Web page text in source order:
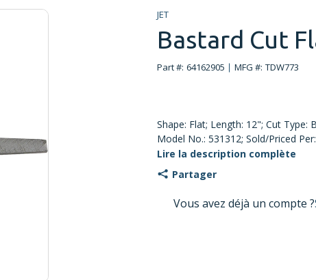
JET
Bastard Cut
Part #: 64162905 MFG #: TDW773
Shape: Flat; Length: 12"; Cut Type:
Model No.: 531312; Sold/Priced
Lire la description complète
Partager
Vous avez déjà un compte ?